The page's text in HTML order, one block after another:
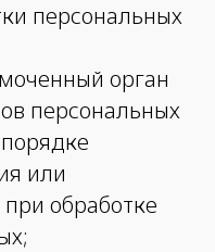
персональных
орган
персональных
или
обработке